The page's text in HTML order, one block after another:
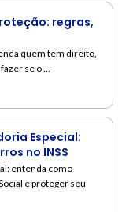
regras,
quem tem direito,
se o ...
Especial:
no INSS
entenda como
e proteger seu